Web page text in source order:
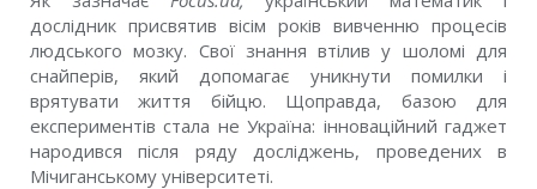
дослідник присвятив вісім років вивченню процесів
людського мозку. Свої знання втілив у шоломі для
снайперів, який допомагає уникнути помилки і
врятувати життя бійцю. Щоправда, базою для
експериментів стала не Україна: інноваційний гаджет
народився після ряду досліджень, проведених в
Мічиганському університеті.